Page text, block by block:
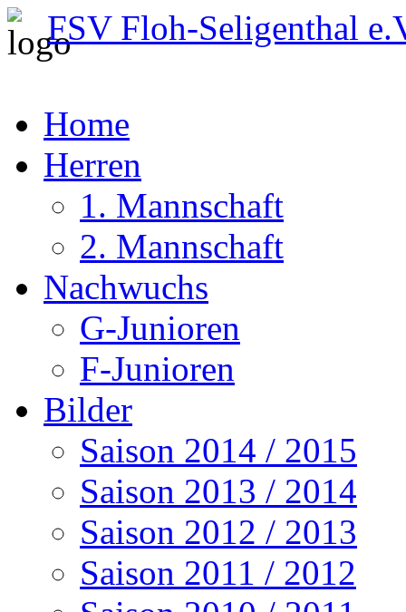
FSV Floh-Seligenthal
Home
Herren
1. Mannschaft
2. Mannschaft
Nachwuchs
G-Junioren
F-Junioren
Bilder
Saison 2014 / 2015
Saison 2013 / 2014
Saison 2012 / 2013
Saison 2011 / 2012